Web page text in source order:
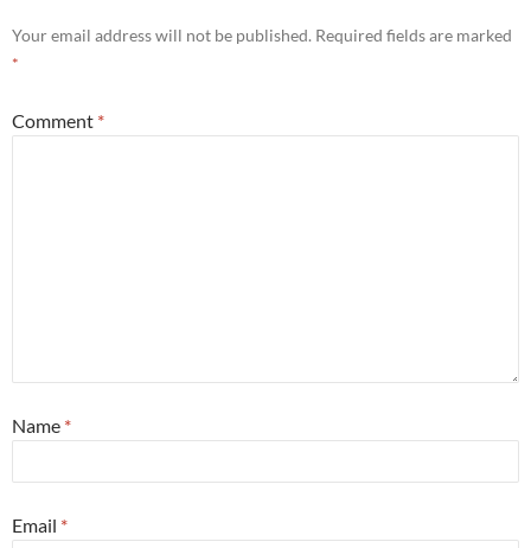
Your email address will not be published. Required fields are marked
*
Comment *
Name *
Email *